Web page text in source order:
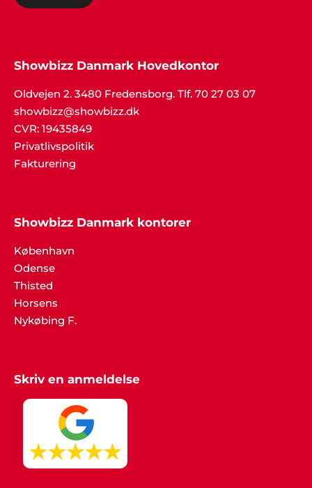
Showbizz Danmark Hovedkontor
Oldvejen 2. 3480 Fredensborg. Tlf. 70 27 03 07
showbizz@showbizz.dk
CVR: 19435849
Privatlivspolitik
Fakturering
Showbizz Danmark kontorer
København
Odense
Thisted
Horsens
Nykøbing F.
Skriv en anmeldelse